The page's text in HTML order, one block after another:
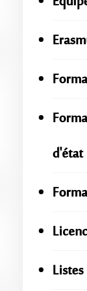
d'état
Listes